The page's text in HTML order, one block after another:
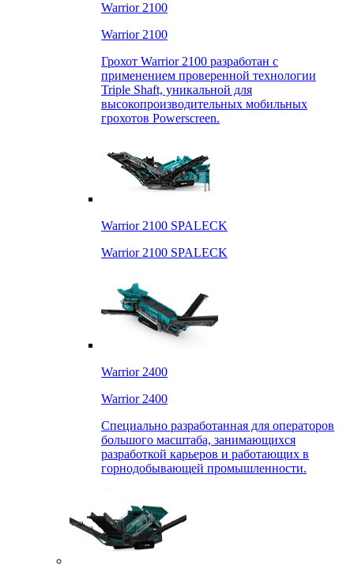
Warrior 2100
Warrior 2100
Грохот Warrior 2100 разработан с
применением проверенной технологии
Triple Shaft, уникальной для
высокопроизводительных мобильных
грохотов Powerscreen.
Warrior 2100 SPALECK
Warrior 2100 SPALECK
Warrior 2400
Warrior 2400
Специально разработанная для операторов
большого масштаба, занимающихся
разработкой карьеров и работающих в
горнодобывающей промышленности.